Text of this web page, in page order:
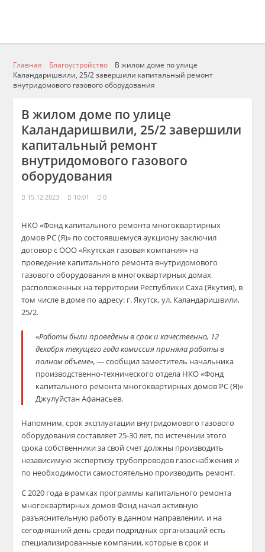
Главная Благоустройство
В жилом доме по улице
Каландаришвили, 25/2 завершили капитальный ремонт
внутридомового газового оборудования
В жилом доме по улице
Каландаришвили, 25/2 завершили
капитальный ремонт
внутридомового газового
оборудования
15.12.2023 10:01 0
НКО «Фонд капитального ремонта многоквартирных
домов РС (Я)» по состоявшемуся аукциону заключил
договор с ООО «Якутская газовая компания» на
проведение капитального ремонта внутридомового
газового оборудования в многоквартирных домах
расположенных на территории Республики Саха (Якутия), в
том числе в доме по адресу: г. Якутск, ул. Каландаришвили,
25/2.
«Работы были проведены в срок и качественно, 12
декабря текущего года комиссия приняла работы в
полном объеме», —сообщил заместитель начальника
производственно-технического отдела НКО «Фонд
капитального ремонта многоквартирных домов РС (Я)»
Джулуйстан Афанасьев.
Напомним, срок эксплуатации внутридомового газового
оборудования составляет 25-30 лет, по истечении этого
срока собственники за свой счет должны производить
независимую экспертизу трубопроводов газоснабжения и
по необходимости самостоятельно производить ремонт.
С 2020 года в рамках программы капитального ремонта
многоквартирных домов Фонд начал активную
разъяснительную работу в данном направлении, и на
сегодняшний день среди подрядных организаций есть
специализированные компании, которые в срок и